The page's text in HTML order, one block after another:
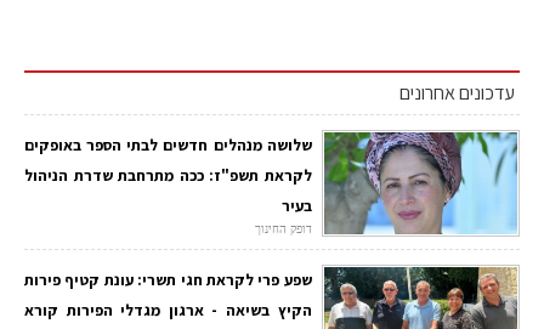
עדכונים אחרונים
שלושה מנהלים חדשים לבתי הספר באופקים
לקראת תשפ"ז: ככה מתרחבת שדרת הניהול
בעיר
דופק החינוך
שפע פרי לקראת חגי תשרי: עונת קטיף פירות
הקיץ בשיאה - ארגון מגדלי הפירות קורא